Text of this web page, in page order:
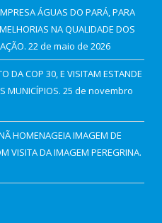
ÁGUAS DO PARÁ, PARA
NA QUALIDADE DOS
22 de maio de 2026
DA COP 30, E VISITAM ESTANDE
MUNICÍPIOS. 25 de novembro
HOMENAGEIA IMAGEM DE
VISITA DA IMAGEM PEREGRINA.